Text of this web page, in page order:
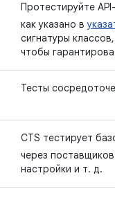
Протестируйте
как указано в
сигнатуры
чтобы
Тесты
CTS тестирует
через
настройки и т. д.